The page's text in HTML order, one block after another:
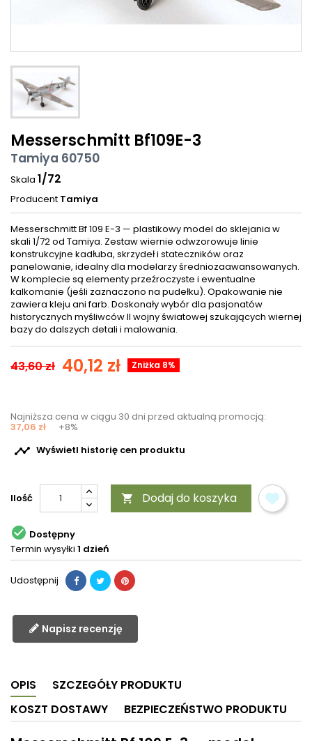
Messerschmitt Bf109E-3
Tamiya 60750
Skala 1/72
Producent Tamiya
Messerschmitt Bf 109 E-3 — plastikowy model do sklejania w
skali 1/72 od Tamiya. Zestaw wiernie odwzorowuje linie
konstrukcyjne kadłuba, skrzydeł i stateczników oraz
panelowanie, idealny dla modelarzy średniozaawansowanych.
W komplecie są elementy przeźroczyste i ewentualne
kalkomanie (jeśli zaznaczono na pudełku). Opakowanie nie
zawiera kleju ani farb. Doskonały wybór dla pasjonatów
historycznych myśliwców II wojny światowej szukających wiernej
bazy do dalszych detali i malowania.
43,60 zł 40,12 zł Zniżka 8%
Najniższa cena w ciągu 30 dni przed aktualną promocją:
37,06 zł +8%
 Wyświetl historię cen produktu
Ilość  Dodaj do koszyka
 Dostępny
Termin wysyłki 1 dzień
Udostępnij
Napisz recenzję
OPIS
SZCZEGÓŁY PRODUKTU
KOSZT DOSTAWY
BEZPIECZEŃSTWO PRODUKTU